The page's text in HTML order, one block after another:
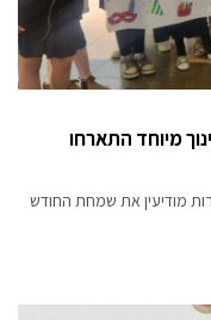
מיוחד התארחו
מודיעין את שמחת החודש